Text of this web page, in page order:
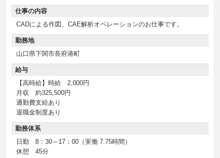
仕事の内容
CADによる作図、CAE解析オペレーションのお仕事です。
勤務地
山口県下関市長府港町
給与
【高時給】時給 2,000円
月収 約325,500円
通勤費支給あり
退職金制度あり
勤務体系
日勤 8：30～17：00（実働 7.75時間）
休憩 45分